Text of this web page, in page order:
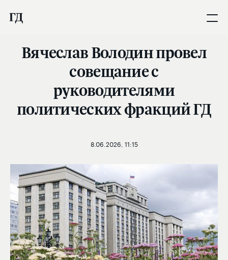
Вячеслав Володин провел
совещание с
руководителями
политических фракций ГД
8.06.2026, 11:15